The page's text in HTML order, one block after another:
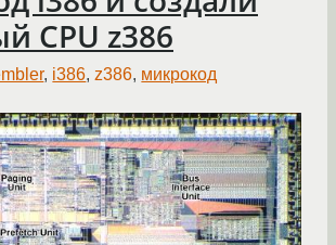
CPU z386
, i386,z386, микрокод